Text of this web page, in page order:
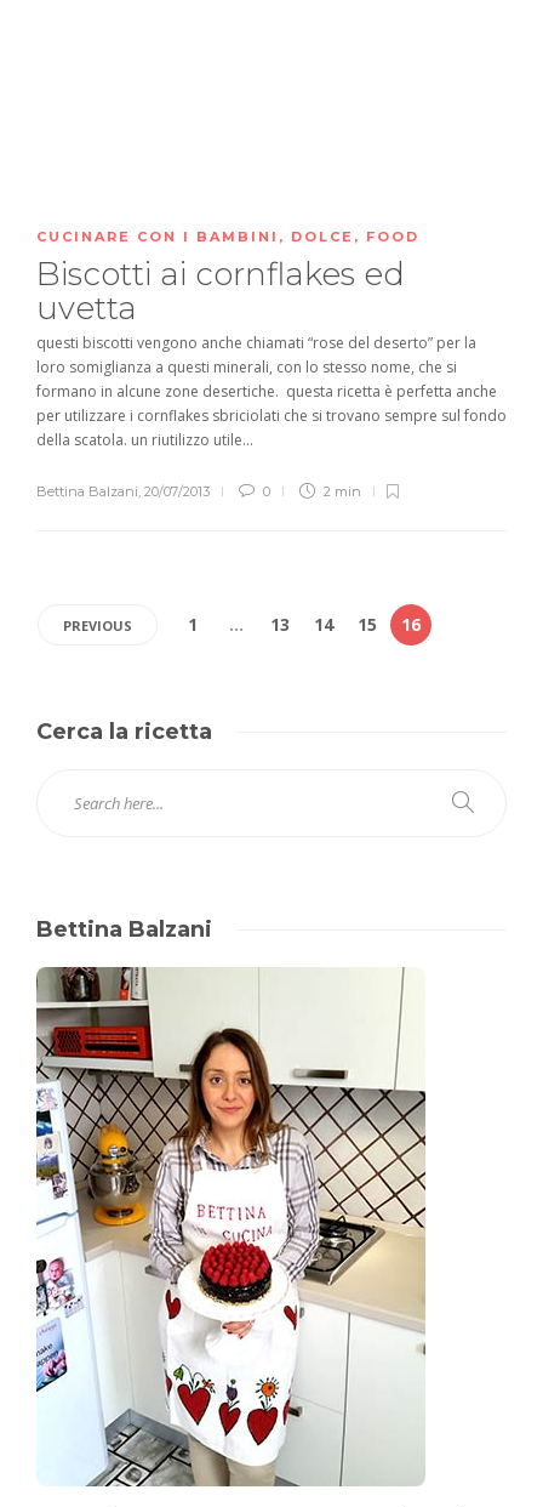
CUCINARE CON I BAMBINI , DOLCE , FOOD
Biscotti ai cornflakes ed
uvetta
questi biscotti vengono anche chiamati “rose del deserto” per la
loro somiglianza a questi minerali, con lo stesso nome, che si
formano in alcune zone desertiche. questa ricetta è perfetta anche
per utilizzare i cornflakes sbriciolati che si trovano sempre sul fondo
della scatola. un riutilizzo utile...
Bettina Balzani, 20/07/2013 0 2 min
PREVIOUS 1 … 13 14 15 16
Cerca la ricetta
Bettina Balzani